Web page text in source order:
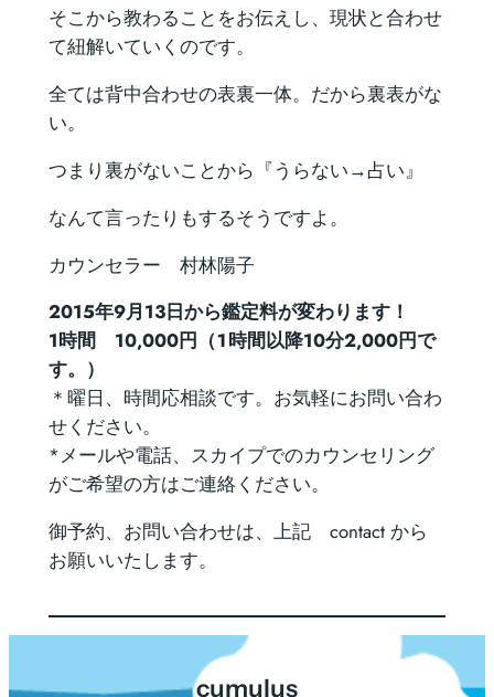
そこから教わることをお伝えし、現状と合わせ
て紐解いていくのです。
全ては背中合わせの表裏一体。だから裏表がな
い。
つまり裏がないことから『うらない→占い』
なんて言ったりもするそうですよ。
カウンセラー 村林陽子
2015年9月13日から鑑定料が変わります！
1時間 10,000円（１時間以降10分2,000円で
す。）
＊曜日、時間応相談です。お気軽にお問い合わ
せください。
*メールや電話、スカイプでのカウンセリング
がご希望の方はご連絡ください。
御予約、お問い合わせは、上記 contact から
お願いいたします。
cumulus